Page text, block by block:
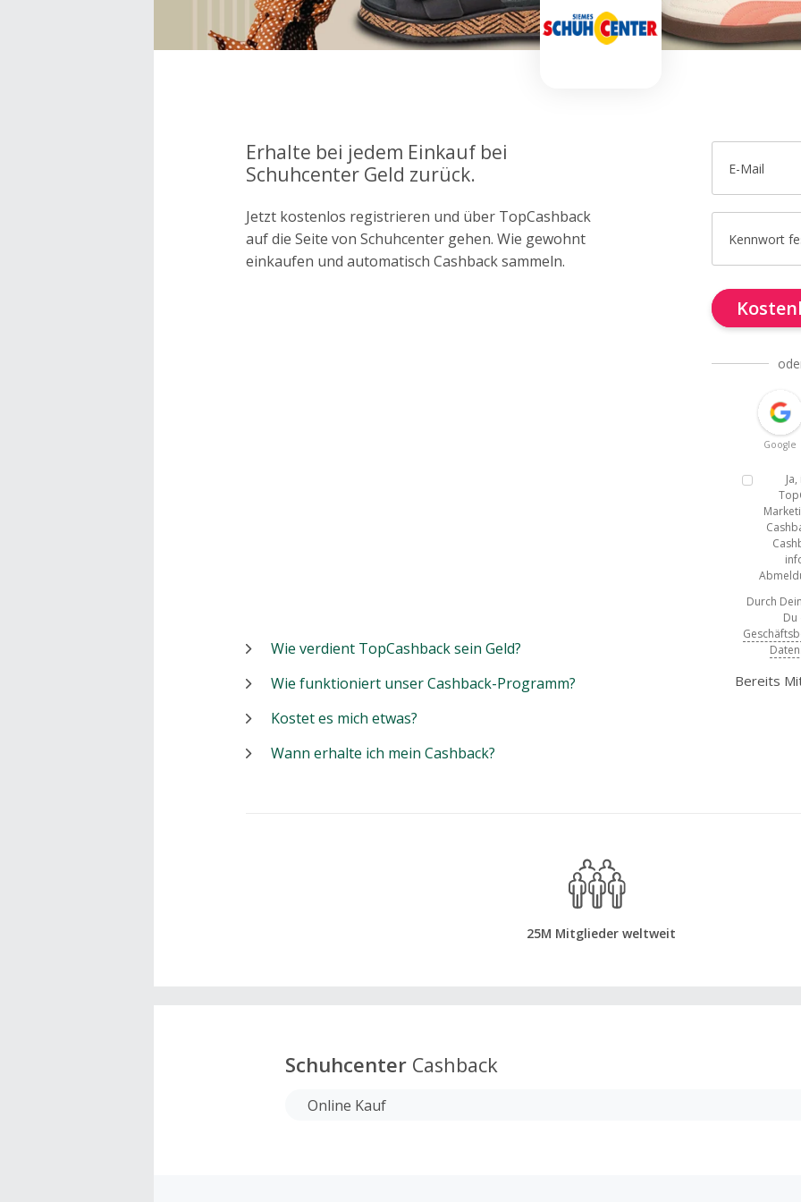
Erhalte bei jedem Einkauf bei
Schuhcenter Geld zurück.
Jetzt kostenlos registrieren und über TopCashback
auf die Seite von Schuhcenter gehen. Wie gewohnt
einkaufen und automatisch Cashback sammeln.
E-Mail
Kennwort
Google
Durch
Bereits
Wie verdient TopCashback sein Geld?
Wie funktioniert unser Cashback-Programm?
Kostet es mich etwas?
Wann erhalte ich mein Cashback?
25M Mitglieder weltweit
Schuhcenter Cashback
Online Kauf